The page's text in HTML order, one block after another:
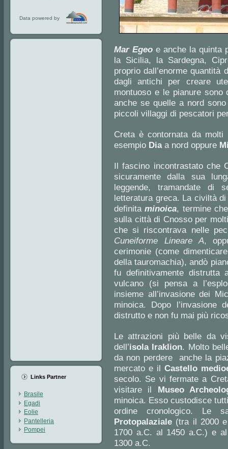
Data powered by
Links Partner
Brasile
Egadi
Eolie
Pantelleria
Pompei
Mar Egeo e anche la quinta
la Sicilia, la Sardegna,
proprio dall’enorme
dagli antichi per creare
montuoso e le pianure
anche se quelle a nord
piccoli villaggi di pescatori
Creta è contornata da
esempio Diaa nord oppure
Il fascino incontrastato che
sicuramente dalla sua
leggende, tramandate di
letteratura greca. La civiltà
definitaminoica, termine
sulla città di Cnosso per
che si riscontrava nelle
Cuneiforme Lineare A,
cerimonie (come
della tauromachia), andò
fu definitivamente
vulcano (si pensa a
insieme all’invasione dei
minoica. Dopo
distrutto e non fu mai più
Le attrazioni più belle da
dell’isola Iraklion. Molto
da non perdere anche la
mercato e il Castello
secolo. Se vi fermate a
visitare il Museo
minoica. Esso custodisce
ordine cronologico. Le
Protopalaziale (tra il 2000
1700 a.C. al 1450 a.C.) e
1300 a.C.